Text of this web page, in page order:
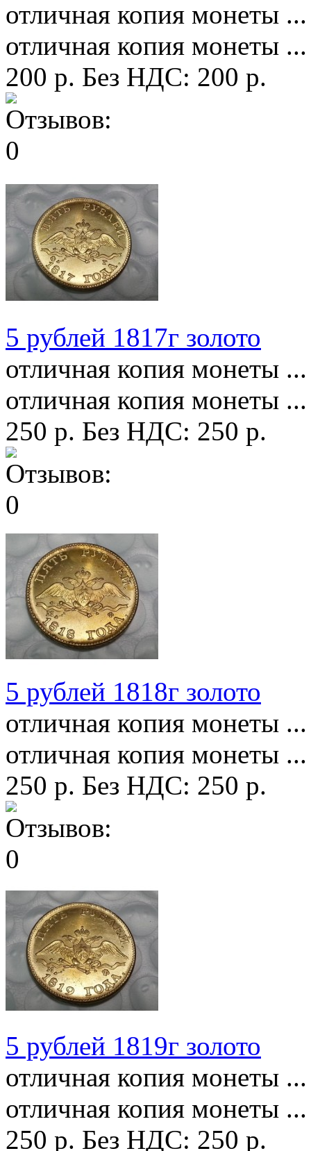
отличная копия монеты ...
отличная копия монеты ...
200 р. Без НДС: 200 р.
5 рублей 1817г золото
отличная копия монеты ...
отличная копия монеты ...
250 р. Без НДС: 250 р.
5 рублей 1818г золото
отличная копия монеты ...
отличная копия монеты ...
250 р. Без НДС: 250 р.
5 рублей 1819г золото
отличная копия монеты ...
отличная копия монеты ...
250 р. Без НДС: 250 р.